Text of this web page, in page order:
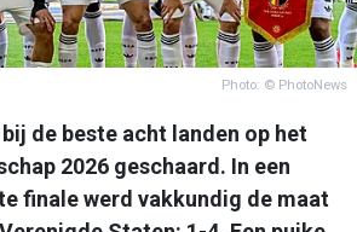
Photo: © PhotoNews
de beste acht landen op het
2026 geschaard. In een
finale werd vakkundig de maat